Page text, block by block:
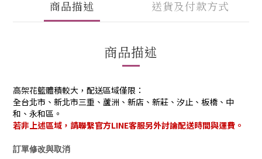
商品描述 送貨及付款方式
商品描述
高架花籃體積較大，配送區域僅限：
全台北市、新北市三重、蘆洲、新店、新莊、汐止、板橋、中
和、永和區。
若非上述區域，請聯繫官方LINE客服另外討論配送時間與運費。
訂單修改與取消